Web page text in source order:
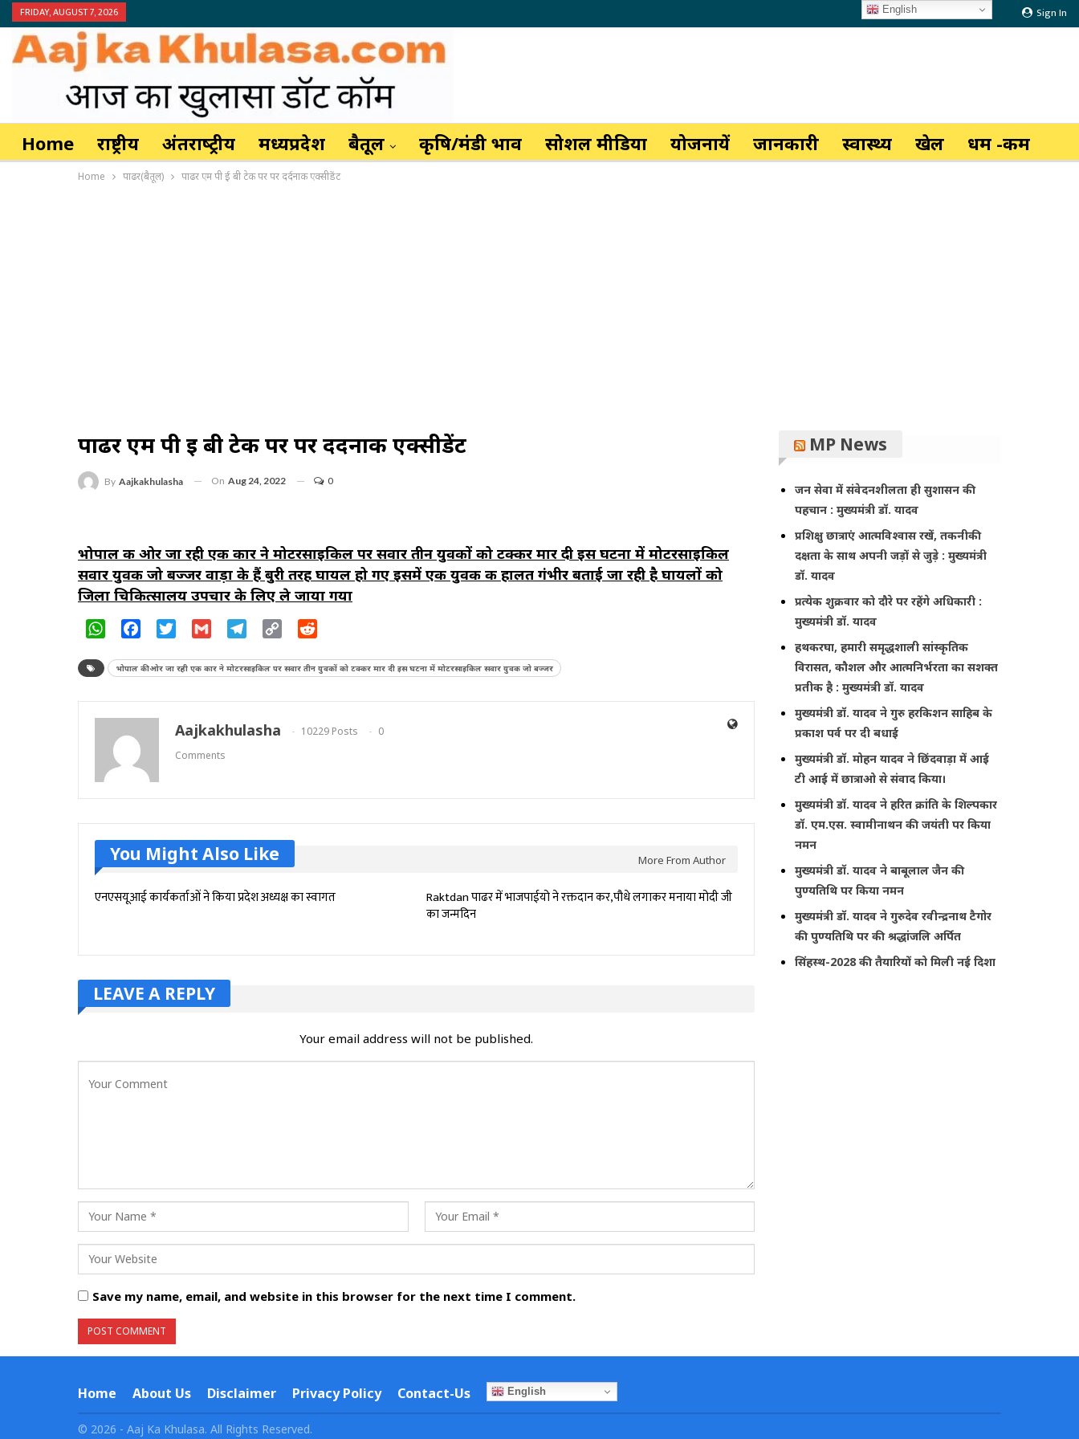
Sign In
FRIDAY, AUGUST 7, 2026
Home राष्ट्रीय अंतर्राष्‍ट्रीय मध्यप्रदेश बैतूल कृषि/मंडी भाव सोशल मीडिया योजनायें जानकारी स्वास्थ्य खेल धर्म -कर्म
Home पाढर(बैतूल) पाढर एम पी ई बी टेक पर पर दर्दनाक एक्सीडेंट
पाढर एम पी ई बी टेक पर पर दर्दनाक एक्सीडेंट
By Aajkakhulasha On Aug 24, 2022 0
भोपाल की ओर जा रही एक कार ने मोटरसाइकिल पर सवार तीन युवकों को टक्कर मार दी इस घटना में मोटरसाइकिल
सवार युवक जो बज्जर वाड़ा के हैं बुरी तरह घायल हो गए इसमें एक युवक की हालत गंभीर बताई जा रही है घायलों को
जिला चिकित्सालय उपचार के लिए ले जाया गया
WhatsAppFacebookTwitter Gmail Telegram
Copy
भोपाल की ओर जा रही एक कार ने मोटरसाइकिल पर सवार तीन युवकों को टक्कर मार दी इस घटना में मोटरसाइकिल सवार युवक जो बज्जर
Aajkakhulasha 10229 Posts
0
Comments
You Might Also Like More From Author
एनएसयूआई कार्यकर्ताओं ने किया प्रदेश अध्यक्ष का स्वागत
Raktdan पाढर में भाजपाईयो ने रक्तदान कर,पौधे लगाकर मनाया मोदी जी
का जन्मदिन
LEAVE A REPLY
Your email address will not be published.
Save my name, email, and website in this browser for the next time I comment.
MP News
जन सेवा में संवेदनशीलता ही सुशासन की
पहचान : मुख्यमंत्री डॉ. यादव
प्रशिक्षु छात्राएं आत्मविश्वास रखें, तकनीकी
दक्षता के साथ अपनी जड़ों से जुड़े : मुख्यमंत्री
डॉ. यादव
प्रत्येक शुक्रवार को दौरे पर रहेंगे अधिकारी :
मुख्यमंत्री डॉ. यादव
हथकरघा, हमारी समृद्धशाली सांस्कृतिक
विरासत, कौशल और आत्मनिर्भरता का सशक्त
प्रतीक है : मुख्यमंत्री डॉ. यादव
मुख्यमंत्री डॉ. यादव ने गुरु हरकिशन साहिब के
प्रकाश पर्व पर दी बधाई
मुख्यमंत्री डॉ. मोहन यादव ने छिंदवाड़ा में आई
टी आई में छात्राओ से संवाद किया।
मुख्यमंत्री डॉ. यादव ने हरित क्रांति के शिल्पकार
डॉ. एम.एस. स्वामीनाथन की जयंती पर किया
नमन
मुख्यमंत्री डॉ. यादव ने बाबूलाल जैन की
पुण्यतिथि पर किया नमन
मुख्यमंत्री डॉ. यादव ने गुरुदेव रवीन्द्रनाथ टैगोर
की पुण्यतिथि पर की श्रद्धांजलि अर्पित
सिंहस्थ-2028 की तैयारियों को मिली नई दिशा
Home About Us Disclaimer Privacy Policy Contact-Us English
© 2026 - Aaj Ka Khulasa. All Rights Reserved.
English